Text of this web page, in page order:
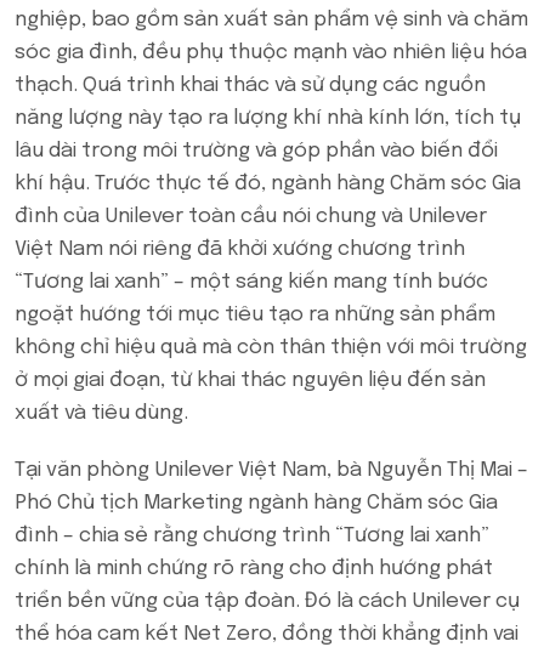
nghiệp, bao gồm sản xuất sản phẩm vệ sinh và chăm
sóc gia đình, đều phụ thuộc mạnh vào nhiên liệu hóa
thạch. Quá trình khai thác và sử dụng các nguồn
năng lượng này tạo ra lượng khí nhà kính lớn, tích tụ
lâu dài trong môi trường và góp phần vào biến đổi
khí hậu. Trước thực tế đó, ngành hàng Chăm sóc Gia
đình của Unilever toàn cầu nói chung và Unilever
Việt Nam nói riêng đã khởi xướng chương trình
“Tương lai xanh” – một sáng kiến mang tính bước
ngoặt hướng tới mục tiêu tạo ra những sản phẩm
không chỉ hiệu quả mà còn thân thiện với môi trường
ở mọi giai đoạn, từ khai thác nguyên liệu đến sản
xuất và tiêu dùng.
Tại văn phòng Unilever Việt Nam, bà Nguyễn Thị Mai –
Phó Chủ tịch Marketing ngành hàng Chăm sóc Gia
đình – chia sẻ rằng chương trình “Tương lai xanh”
chính là minh chứng rõ ràng cho định hướng phát
triển bền vững của tập đoàn. Đó là cách Unilever cụ
thể hóa cam kết Net Zero, đồng thời khẳng định vai